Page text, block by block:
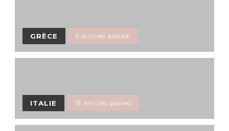
GRÈCE 5 articles posted
ITALIE 19 articles posted